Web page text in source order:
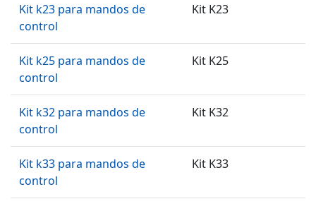
Kit k23 para mandos de
control
Kit K23
Kit k25 para mandos de
control
Kit K25
Kit k32 para mandos de
control
Kit K32
Kit k33 para mandos de
control
Kit K33